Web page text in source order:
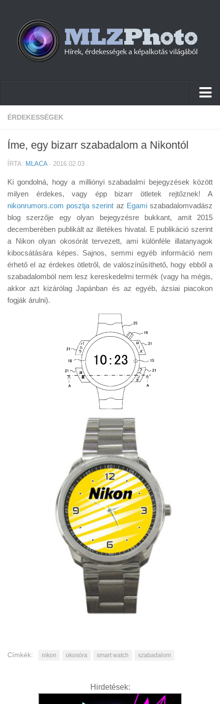
Hírek
Cikkek
Firmware
Tudástár
Tanácsok
Érdekességek
Helyszíni Riport
E-BB
ÉRDEKESSÉGEK
Íme, egy bizarr szabadalom a Nikontól
ÍRTA: MLACA· 2016.02.03
Ki gondolná, hogy a milliónyi szabadalmi bejegyzések között
milyen érdekes, vagy épp bizarr ötletek rejtőznek! A
nikonrumors.com posztja szerint az Egamiszabadalomvadász
blog szerzője egy olyan bejegyzésre bukkant, amit 2015
decemberében publikált az illetékes hivatal. E publikáció szerint
a Nikon olyan okosórát tervezett, ami különféle illatanyagok
kibocsátására képes. Sajnos, semmi egyéb információ nem
érhető el az érdekes ötletről, de valószínűsíthető, hogy ebből a
szabadalomból nem lesz kereskedelmi termék (vagy ha mégis,
akkor azt kizárólag Japánban és az egyéb, ázsiai piacokon
fogják árulni).
Címkék: nikon okosóra smart watch szabadalom
Hirdetések: